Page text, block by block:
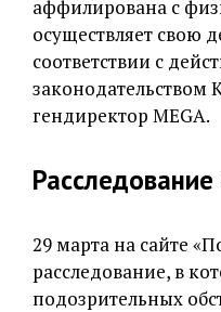
аффилирована с
осуществляет свою
соответствии с
законодательством
гендиректор MEGA.
29 марта на сайте
расследование, в
подозрительных